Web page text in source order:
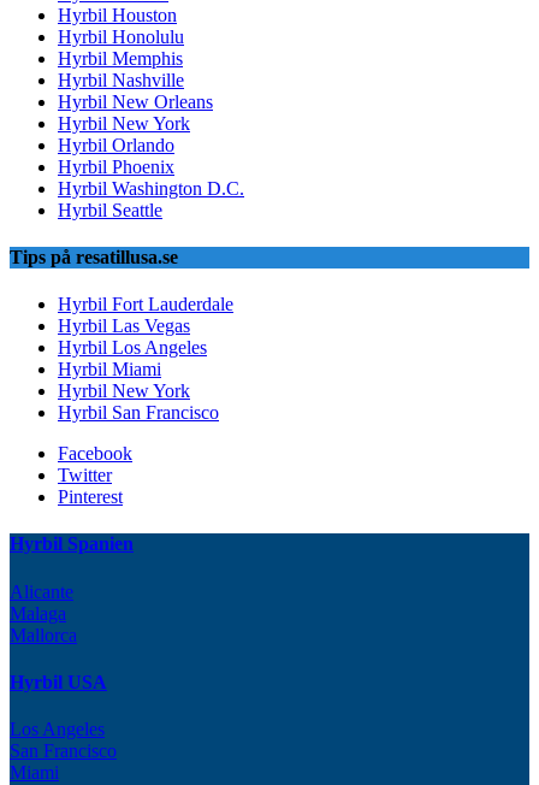
Hyrbil Houston
Hyrbil Honolulu
Hyrbil Memphis
Hyrbil Nashville
Hyrbil New Orleans
Hyrbil New York
Hyrbil Orlando
Hyrbil Phoenix
Hyrbil Washington D.C.
Hyrbil Seattle
Tips på resatillusa.se
Hyrbil Fort Lauderdale
Hyrbil Las Vegas
Hyrbil Los Angeles
Hyrbil Miami
Hyrbil New York
Hyrbil San Francisco
Facebook
Twitter
Pinterest
Hyrbil Spanien
Alicante
Malaga
Mallorca
Hyrbil USA
Los Angeles
San Francisco
Miami